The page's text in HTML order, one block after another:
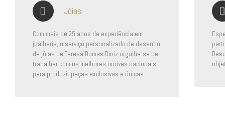
Jóias
Com mais de 25 anos de experiência em
joalharia, o serviço personalizado de desenho
de jóias de Teresa Dumas Diniz orgulha-se de
trabalhar com os melhores ourives nacionais
para produzir peças exclusivas e únicas.